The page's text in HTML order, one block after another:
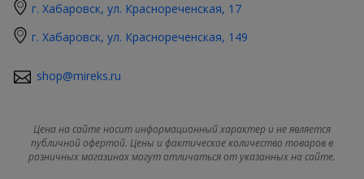
г. Хабаровск, ул. Краснореченская, 17
г. Хабаровск, ул. Краснореченская, 149
shop@mireks.ru
Цена на сайте носит информационный характер и не является
публичной офертой. Цены и фактическое количество товаров в
розничных магазинах могут отличаться от указанных на сайте.